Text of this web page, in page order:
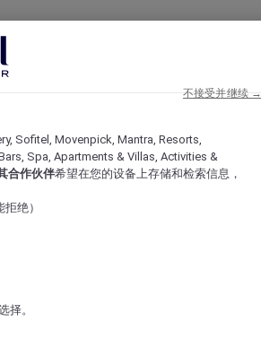
Sofitel, Movenpick, Mantra, Resorts,
Spa, Apartments & Villas, Activities &
合作伙伴希望在您的设备上存储和检索信息，
绝）
择。
不接受并继续 →